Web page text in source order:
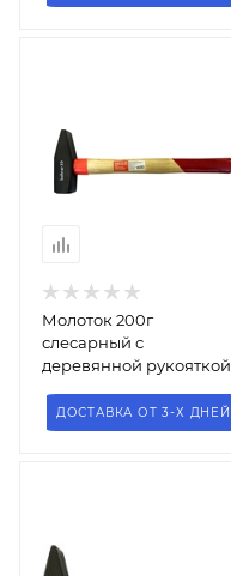
Молоток 200г
слесарный с
деревянной рукояткой
ДОСТАВКА ОТ 3-Х ДНЕЙ